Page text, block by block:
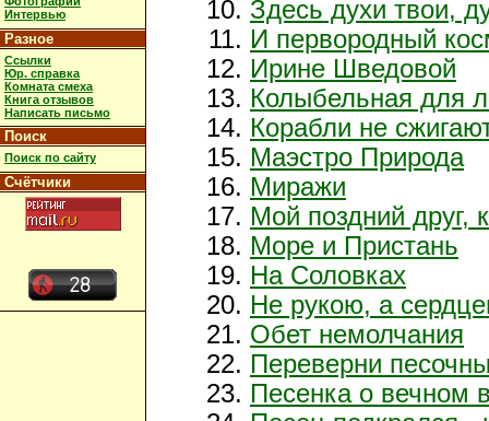
Интервью
Разное
Ссылки
Юр. справка
Комната смеха
Книга отзывов
Написать письмо
Поиск
Поиск по сайту
Счётчики
Здесь духи твои,
И первородный
Ирине Шведовой
Колыбельная для
Корабли не
Маэстро Природа
Миражи
Мой поздний друг,
Море и Пристань
На Соловках
Не рукою, а
Обет немолчания
Переверни
Песенка о вечном